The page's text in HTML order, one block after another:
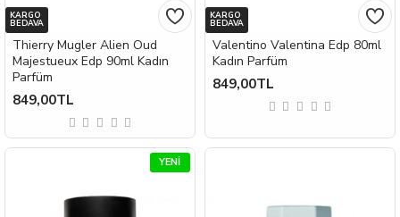
KARGO
BEDAVA
Thierry Mugler Alien Oud
Majestueux Edp 90ml Kadın
Parfüm
849,00TL
KARGO
BEDAVA
Valentino Valentina Edp 80ml
Kadın Parfüm
849,00TL
YENI